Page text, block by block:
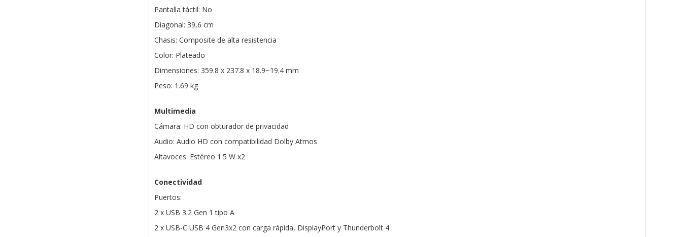
Pantalla táctil: No
Diagonal: 39,6 cm
Chasis: Composite de alta resistencia
Color: Plateado
Dimensiones: 359.8 x 237.8 x 18.9~19.4 mm
Peso: 1.69 kg
Multimedia
Cámara: HD con obturador de privacidad
Audio: Audio HD con compatibilidad Dolby Atmos
Altavoces: Estéreo 1.5 W x2
Conectividad
Puertos:
2 x USB 3.2 Gen 1 tipo A
2 x USB-C USB 4 Gen3x2 con carga rápida, DisplayPort y Thunderbolt 4